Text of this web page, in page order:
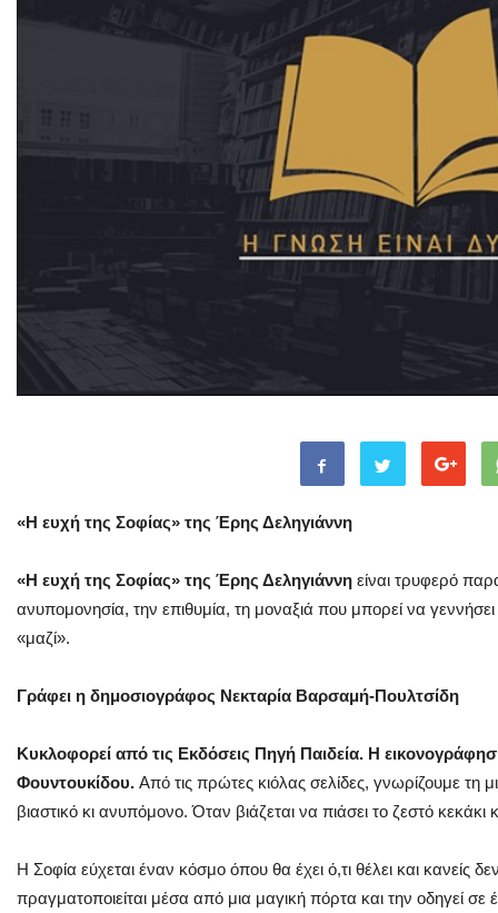
«Η ευχή της Σοφίας» της Έρης Δεληγιάννη
«Η ευχή της Σοφίας» της Έρης Δεληγιάννη είναι τρυφερό
ανυπομονησία, την επιθυμία, τη μοναξιά που μπορεί να
«μαζί».
Γράφει η δημοσιογράφος Νεκταρία Βαρσαμή-Πουλτσίδη
Κυκλοφορεί από τις Εκδόσεις Πηγή Παιδεία. Η
Φουντουκίδου. Από τις πρώτες κιόλας σελίδες, γνωρίζουμε τη
βιαστικό κι ανυπόμονο. Όταν βιάζεται να πιάσει το ζεστό κεκάκι
Η Σοφία εύχεται έναν κόσμο όπου θα έχει ό,τι θέλει και κανείς
πραγματοποιείται μέσα από μια μαγική πόρτα και την οδηγεί σε